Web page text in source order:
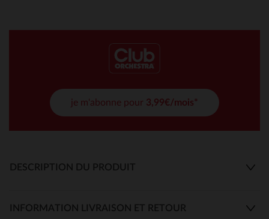
je m'abonne pour 3,99€/mois*
DESCRIPTION DU PRODUIT
INFORMATION LIVRAISON ET RETOUR